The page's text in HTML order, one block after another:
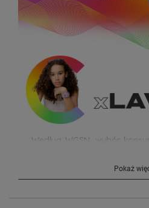
Według WGSN, wybór
cyfrowych innowacji.Łączy
przyszłość pełną możliwości
Pokaż